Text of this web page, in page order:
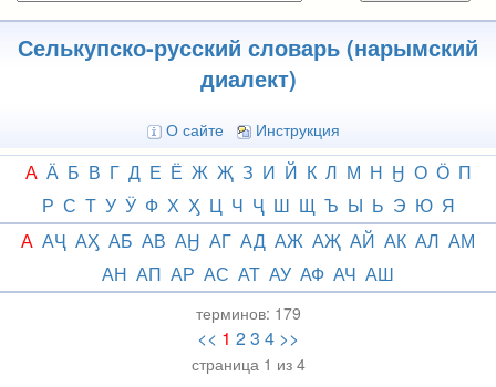
Селькупско-русский словарь (нарымский
диалект)
О сайте Инструкция
А Ӓ Б В Г Д Е Ё Ж Җ З И Й К Л М Н Ӈ О Ӧ П
Р С Т У Ӱ Ф Х Ӽ Ц Ч Ҷ Ш Щ Ъ Ы Ь Э Ю Я
А АҶ АӼ АБ АВ АӇ АГ АД АЖ АҖ АЙ АК АЛ АМ
АН АП АР АС АТ АУ АФ АЧ АШ
терминов: 179
<< 1 23 4 >>
страница 1 из 4